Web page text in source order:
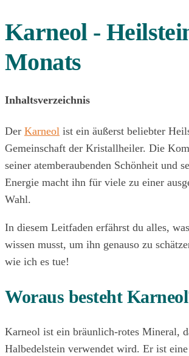
Karneol -
Monats
Inhaltsverzeichnis
Der Karneol ist ein äußerst beliebter
Gemeinschaft der Kristallheiler. Die
seiner atemberaubenden Schönheit und
Energie macht ihn für viele zu einer
Wahl.
In diesem Leitfaden erfährst du alles,
wissen musst, um ihn genauso zu
wie ich es tue!
Woraus besteht
Karneol ist ein bräunlich-rotes Mineral,
Halbedelstein verwendet wird. Er ist